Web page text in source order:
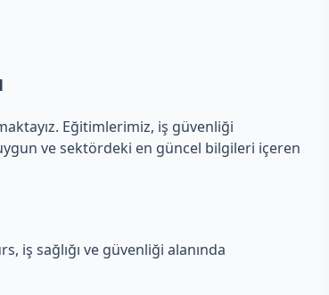
Eğitimlerimiz, iş güvenliği
ve sektördeki en güncel bilgileri içeren
iş sağlığı ve güvenliği alanında